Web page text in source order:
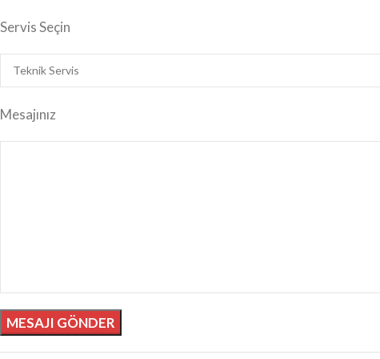
Servis Seçin
Mesajınız